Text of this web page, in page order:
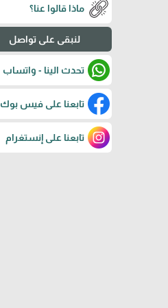
ماذا قالوا عنا؟
لنبقى على تواصل
تحدث الينا - واتساب
تابعنا على فيس بوك
تابعنا على إنستغرام